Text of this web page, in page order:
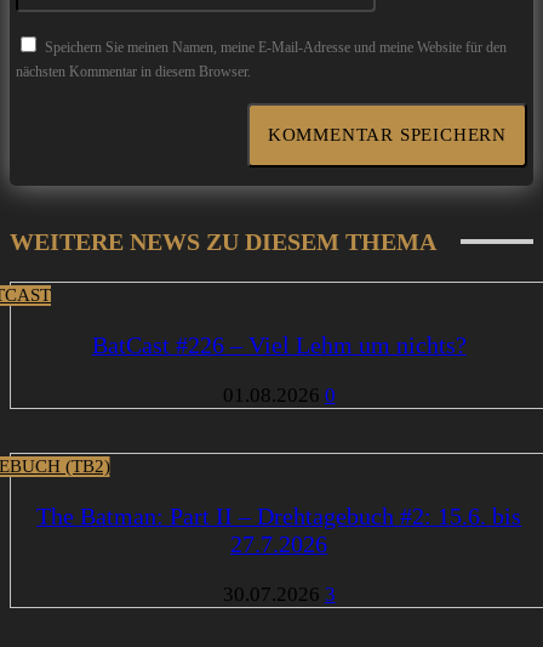
Speichern Sie meinen Namen, meine E-Mail-Adresse und meine Website für den
nächsten Kommentar in diesem Browser.
WEITERE NEWS ZU DIESEM THEMA
BatCast #226 – Viel Lehm um nichts?
01.08.2026 0
(TB2)
The Batman: Part II – Drehtagebuch #2: 15.6. bis
27.7.2026
30.07.2026 3